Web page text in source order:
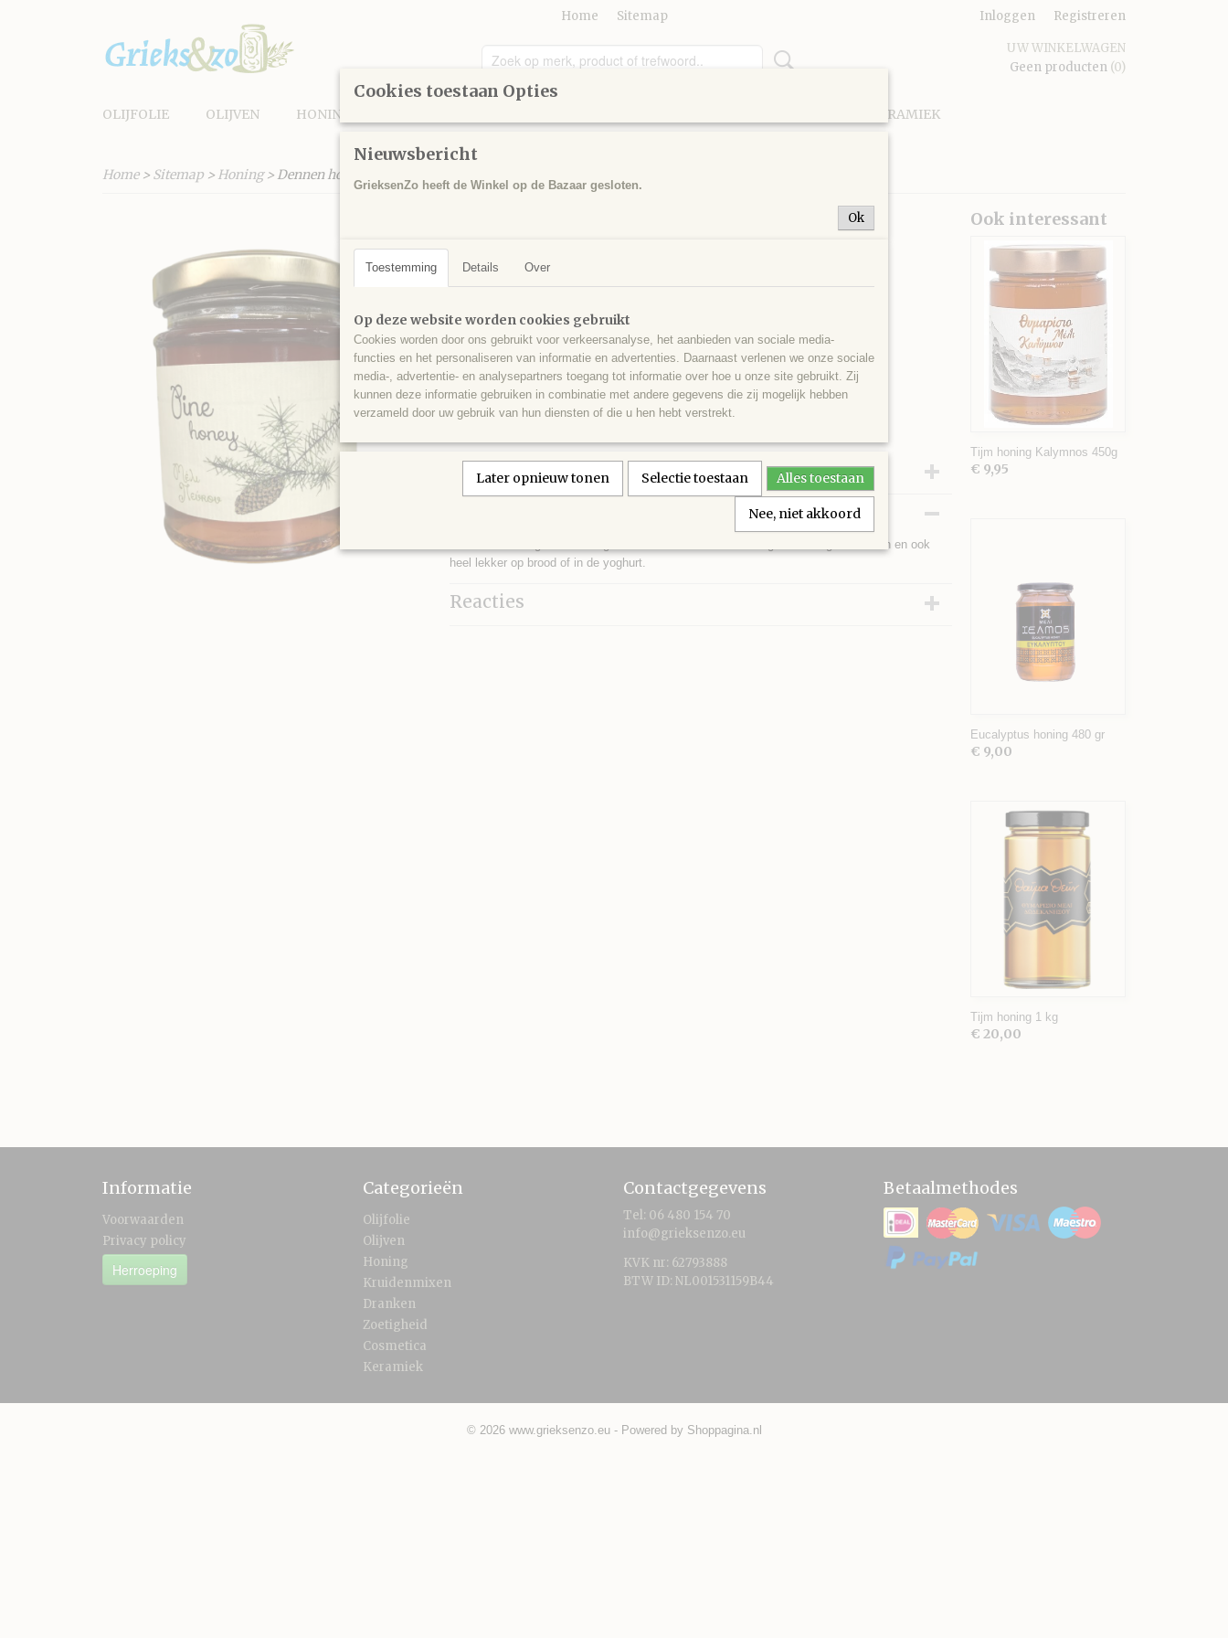
Home Sitemap Inloggen Registreren
UW WINKELWAGEN
Geen producten (0)
OLIJFOLIE OLIJVEN HONING KERAMIEK
Home> Sitemap > Honing> Dennen honing 450 g
€ 8,00 (inclusief btw 9%)
Aantal
IN WINKELWAGEN
Specificaties
De dennenhoning is afkomstig van Rhodos en is uitstekend geschikt tegen hoesten en ook
heel lekker op brood of in de yoghurt.
Reacties
Ook interessant
Tijm honing Kalymnos 450g
€ 9,95
Eucalyptus honing 480 gr
€ 9,00
Tijm honing 1 kg
€ 20,00
Informatie
Voorwaarden
Privacy policy
Herroeping
Categorieën
Olijfolie
Olijven
Honing
Kruidenmixen
Dranken
Zoetigheid
Cosmetica
Keramiek
Contactgegevens
Tel: 06 480 154 70
info@grieksenzo.eu
KVK nr: 62793888
BTW ID: NL001531159B44
Betaalmethodes
© 2026 www.grieksenzo.eu - Powered by Shoppagina.nl
Cookies toestaan Opties
Nieuwsbericht
GrieksenZo heeft de Winkel op de Bazaar gesloten.
Ok
Toestemming Details Over
Op deze website worden cookies gebruikt
Cookies worden door ons gebruikt voor verkeersanalyse, het aanbieden van sociale media-
functies en het personaliseren van informatie en advertenties. Daarnaast verlenen we onze sociale
media-, advertentie- en analysepartners toegang tot informatie over hoe u onze site gebruikt. Zij
kunnen deze informatie gebruiken in combinatie met andere gegevens die zij mogelijk hebben
verzameld door uw gebruik van hun diensten of die u hen hebt verstrekt.
Later opnieuw tonen Selectie toestaan Alles toestaan
Nee, niet akkoord